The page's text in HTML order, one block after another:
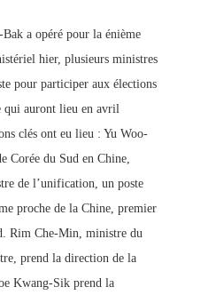
a opéré pour la énième
hier, plusieurs ministres
pour participer aux élections
qui auront lieu en avril
clés ont eu lieu : Yu Woo-
Corée du Sud en Chine,
de l’unification, un poste
proche de la Chine, premier
Rim Che-Min, ministre du
prend la direction de la
Kwang-Sik prend la